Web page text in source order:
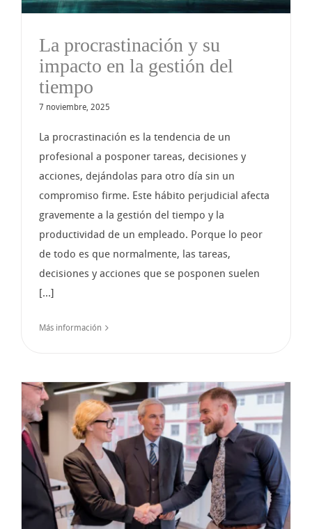
La procrastinación y su
impacto en la gestión del
tiempo
7 noviembre, 2025
La procrastinación es la tendencia de un
profesional a posponer tareas, decisiones y
acciones, dejándolas para otro día sin un
compromiso firme. Este hábito perjudicial afecta
gravemente a la gestión del tiempo y la
productividad de un empleado. Porque lo peor
de todo es que normalmente, las tareas,
decisiones y acciones que se posponen suelen
[...]
Más información